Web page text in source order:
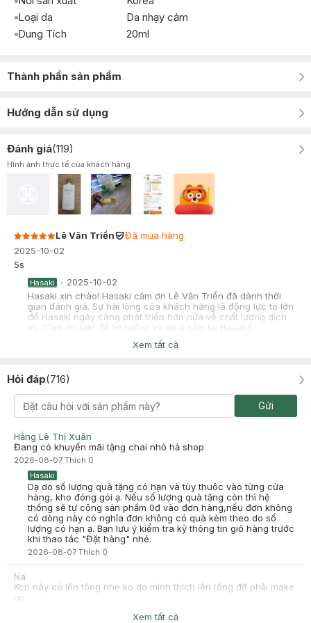
Loại da
Da nhạy cảm
Dung Tích
20ml
Thành phần sản phẩm
Hướng dẫn sử dụng
Đánh giá(119)
Hình ảnh thực tế của khách hàng
Lê Văn Triển
Đã mua hàng
2025-10-02
5s
Hasaki - 2025-10-02
Hasaki xin chào! Hasaki cảm ơn Lê Văn Triển đã dành thời
gian đánh giá. Sự hài lòng của khách hàng là động lực to lớn
để Hasaki ngày càng phát triển hơn nữa về chất lượng dịch
vụ. Cảm ơn bạn đã tin tưởng và mua sắm tại Hasaki!
2025-10-01
Ok
Hasaki - 2025-10-01
Hasaki xin chào! Hasaki cảm ơn Trịnh Trung Anh đã dành thời
gian đánh giá. Sự hài lòng của khách hàng là động lực to lớn
để Hasaki ngày càng phát triển hơn nữa về chất lượng dịch
vụ. Cảm ơn bạn đã tin tưởng và mua sắm tại Hasaki!
Xem tất cả
Hỏi đáp(716)
Gửi
Hằng Lê Thị Xuân
Đang có khuyến mãi tặng chai nhỏ hả shop
2026-08-07 Thích 0
Hasaki
Dạ do số lượng quà tặng có hạn và tùy thuộc vào từng cửa
hàng, kho đóng gói ạ. Nếu số lượng quà tặng còn thì hệ
thống sẽ tự cộng sản phẩm 0đ vào đơn hàng,nếu đơn không
có dòng này có nghĩa đơn không có quà kèm theo do số
lượng có hạn ạ. Bạn lưu ý kiểm tra kỹ thông tin giỏ hàng trước
khi thao tác "Đặt hàng" nhé.
2026-08-07 Thích 0
Na
Kcn này có lên tông nhẹ ko do mình thích lên tông đỡ phải make
up
Xem tất cả